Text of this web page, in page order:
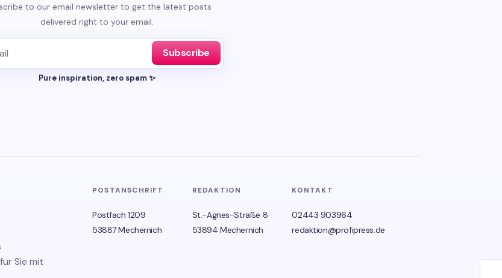
to our email newsletter to get the latest posts
delivered right to your email.
Subscribe
Pure inspiration, zero spam ✨
Sie mit
POSTANSCHRIFT
Postfach 1209
53887 Mechernich
REDAKTION
St.-Agnes-Straße 8
53894 Mechernich
KONTAKT
02443 903964
redaktion@profipress.de